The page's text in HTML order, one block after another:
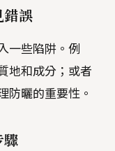
錯誤
一些陷阱。例
地和成分；或者
防曬的重要性。
驟